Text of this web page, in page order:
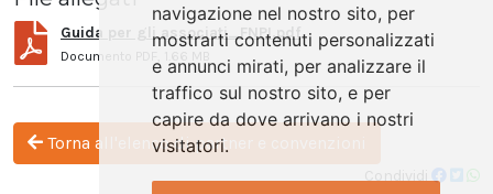
navigazione nel nostro sito, per
mostrarti contenuti personalizzati
e annunci mirati, per analizzare il
traffico sul nostro sito, e per
capire da dove arrivano i nostri
visitatori.
Guida per gli associati_FNPI.pdf
Documento PDF, 1.66 MB
Torna all'elenco di partner e convenzioni